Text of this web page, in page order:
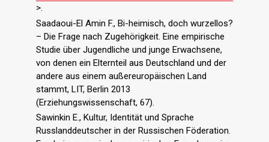
>.
Saadaoui-El Amin F., Bi-heimisch, doch wurzellos?
– Die Frage nach Zugehörigkeit. Eine empirische
Studie über Jugendliche und junge Erwachsene,
von denen ein Elternteil aus Deutschland und der
andere aus einem außereuropäischen Land
stammt, LIT, Berlin 2013
(Erziehungswissenschaft, 67).
Sawinkin E., Kultur, Identität und Sprache
Russlanddeutscher in der Russischen Föderation.